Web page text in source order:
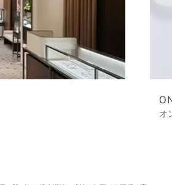
オ